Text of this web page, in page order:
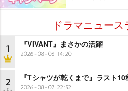
ドラマニュー
1 『VIVANT』まさかの活躍
2026-08-06 14:20
2 『Tシャツが乾くまで』ラスト10
2026-08-07 22:52